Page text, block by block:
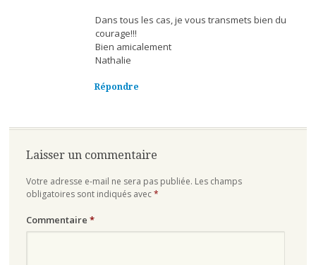
Dans tous les cas, je vous transmets bien du
courage!!!
Bien amicalement
Nathalie
Répondre
Laisser un commentaire
Votre adresse e-mail ne sera pas publiée. Les champs
obligatoires sont indiqués avec*
Commentaire *